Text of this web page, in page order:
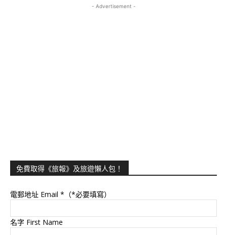
- Advertisement -
免費取得《旅報》及旅遊懶人包！
電郵地址 Email *（*必要填寫）
名字 First Name